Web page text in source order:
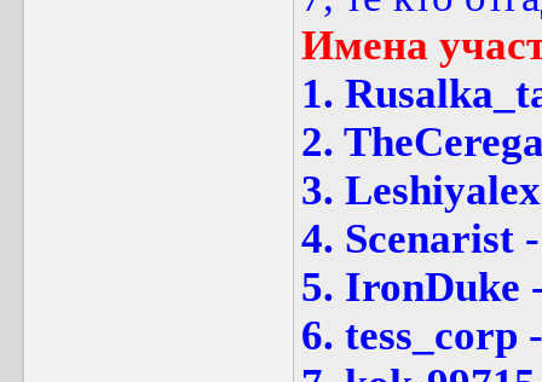
Имена
1.
2.
3.
4. Scenarist
5. IronDuke
6. tess_corp